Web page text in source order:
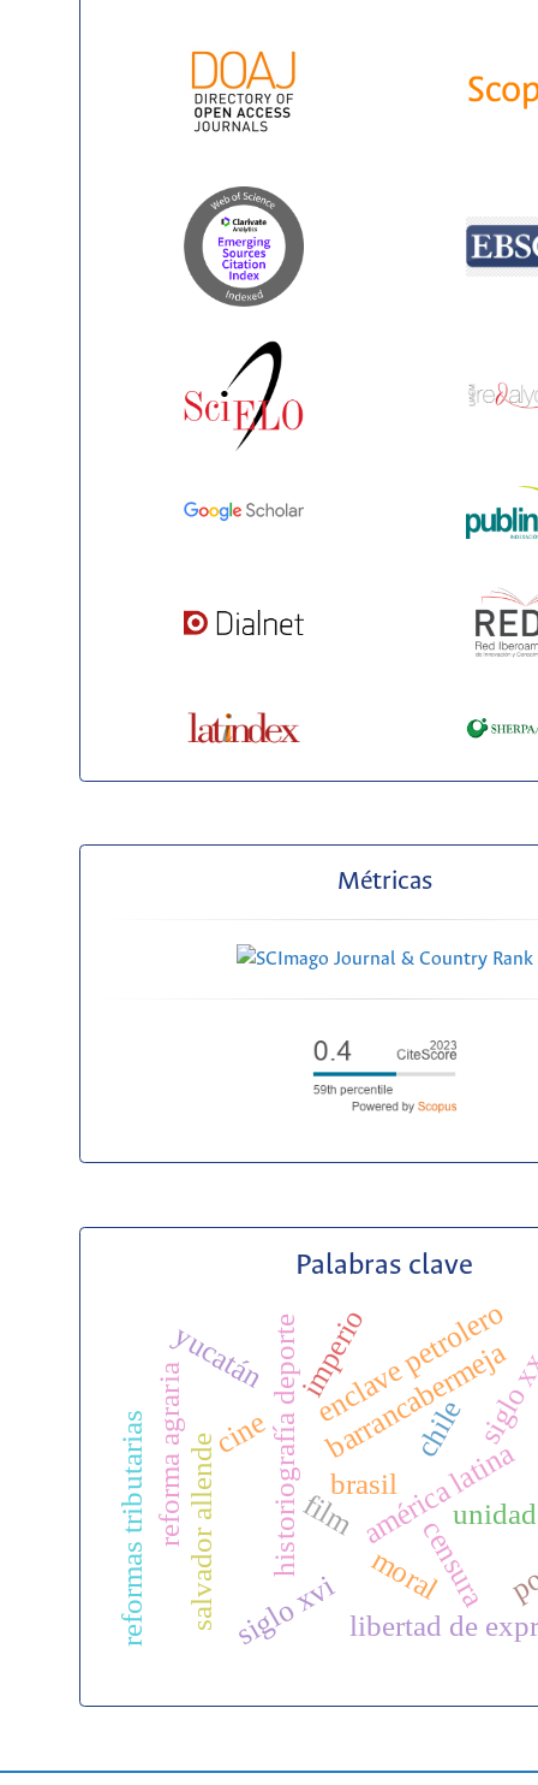
Métricas
Palabras clave
historiografía deporte américa latina
censura
cine
film
chile
salvador allende libertad de
barrancabermeja
enclave petrolero
moral
siglo xvi
reforma agraria
yucatán
reformas tributarias brasil
imperio